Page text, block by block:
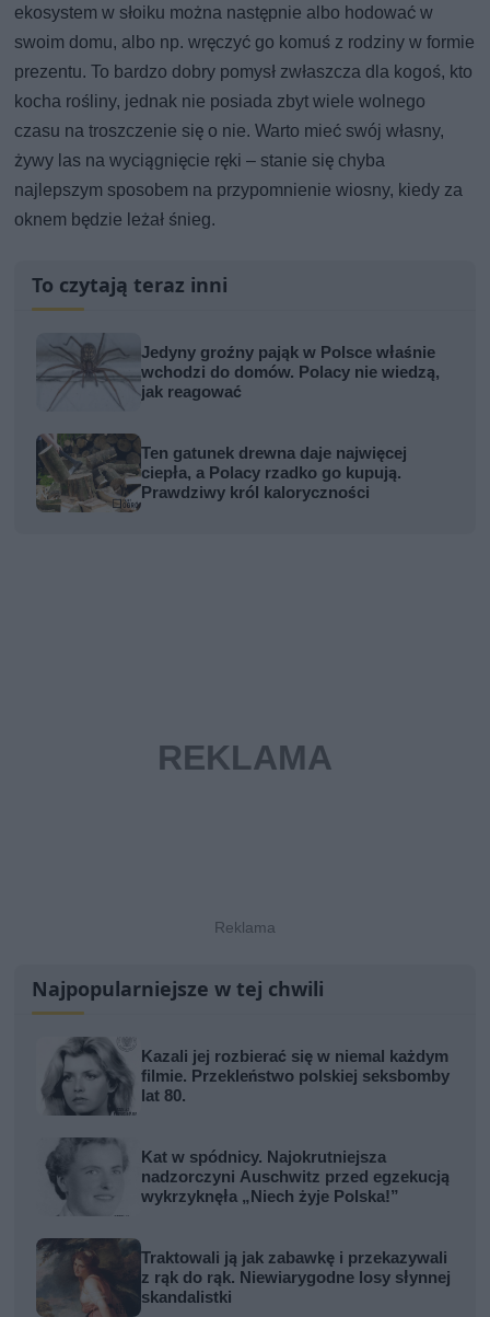
ekosystem w słoiku można następnie albo hodować w
swoim domu, albo np. wręczyć go komuś z rodziny w formie
prezentu. To bardzo dobry pomysł zwłaszcza dla kogoś, kto
kocha rośliny, jednak nie posiada zbyt wiele wolnego
czasu na troszczenie się o nie. Warto mieć swój własny,
żywy las na wyciągnięcie ręki – stanie się chyba
najlepszym sposobem na przypomnienie wiosny, kiedy za
oknem będzie leżał śnieg.
To czytają teraz inni
Jedyny groźny pająk w Polsce właśnie
wchodzi do domów. Polacy nie wiedzą,
jak reagować
Ten gatunek drewna daje najwięcej
ciepła, a Polacy rzadko go kupują.
Prawdziwy król kaloryczności
Najpopularniejsze w tej chwili
Kazali jej rozbierać się w niemal każdym
filmie. Przekleństwo polskiej seksbomby
lat 80.
Kat w spódnicy. Najokrutniejsza
nadzorczyni Auschwitz przed egzekucją
wykrzyknęła „Niech żyje Polska!”
Traktowali ją jak zabawkę i przekazywali
z rąk do rąk. Niewiarygodne losy słynnej
skandalistki